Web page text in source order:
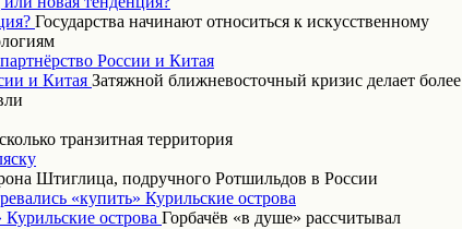
Государства начинают относиться к искусственному
России и Китая
Затяжной ближневосточный кризис делает более
транзитная территория
Штиглица, подручного Ротшильдов в России
«купить» Курильские острова
Горбачёв «в душе» рассчитывал